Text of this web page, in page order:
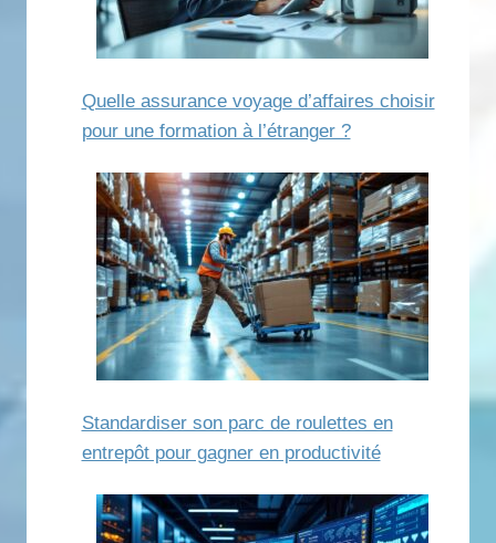
Quelle assurance voyage d’affaires choisir
pour une formation à l’étranger ?
Standardiser son parc de roulettes en
entrepôt pour gagner en productivité